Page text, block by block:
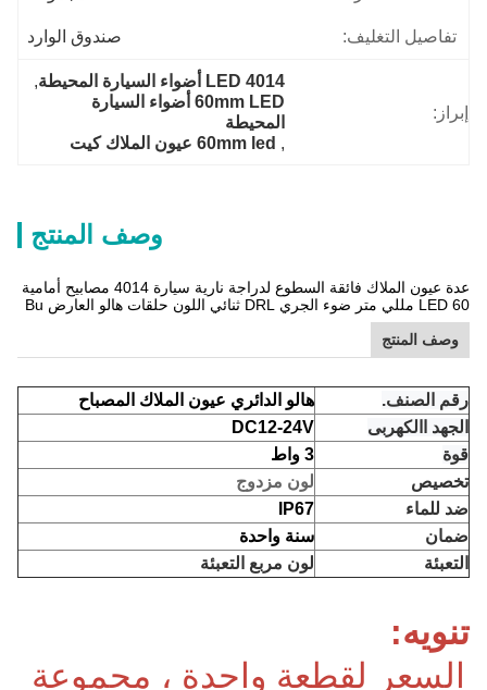
تفاصيل التغليف: صندوق الوارد
إبراز:
4014 LED أضواء السيارة المحيطة
,
60mm LED أضواء السيارة
المحيطة
, 60mm led عيون الملاك كيت
وصف المنتج
عدة عيون الملاك فائقة السطوع لدراجة نارية سيارة 4014 مصابيح أمامية
LED 60 مللي متر ضوء الجري DRL ثنائي اللون حلقات هالو العارض Bu
وصف المنتج
رقم الصنف.
هالو الدائري عيون الملاك المصباح
الجهد االكهربى
DC12-24V
قوة
3 واط
تخصيص
لون مزدوج
ضد للماء
IP67
ضمان
سنة واحدة
التعبئة
لون مربع التعبئة
تنويه:
السعر لقطعة واحدة ، مجموعة